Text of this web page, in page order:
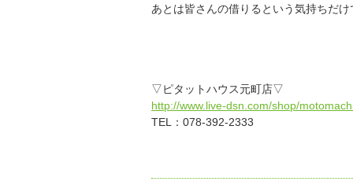
あとは皆さんの借りるという気持ちだ
▽ピタットハウス元町店▽
http://www.live-dsn.com/shop/
TEL：078-392-2333